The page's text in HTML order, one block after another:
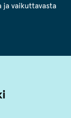
vaikuttavasta